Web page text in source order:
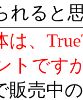
れると
は、
トです
売中